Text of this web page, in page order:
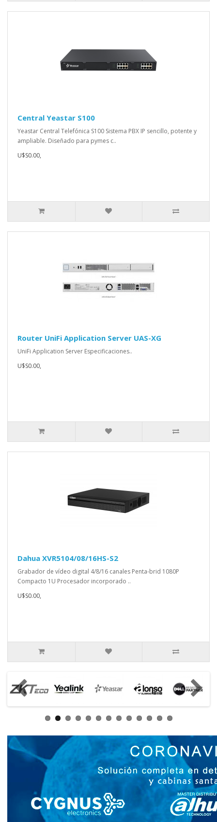
Central Yeastar S100
Yeastar Central Telefónica S100 Sistema PBX IP sencillo, potente y
ampliable. Diseñado para pymes c..
U$S0.00,
Router UniFi Application Server UAS-XG
UniFi Application Server Especificaciones..
U$S0.00,
Dahua XVR5104/08/16HS-S2
Grabador de vídeo digital 4/8/16 canales Penta-brid 1080P
Compacto 1U Procesador incorporado ..
U$S0.00,